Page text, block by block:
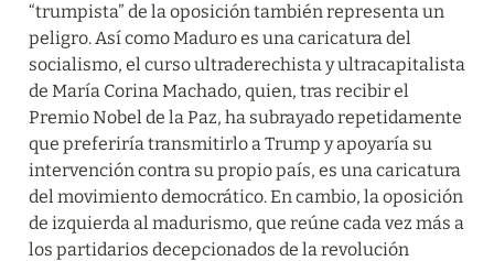
“trumpista” de la oposición también representa un
peligro. Así como Maduro es una caricatura del
socialismo, el curso ultraderechista y ultracapitalista
de María Corina Machado, quien, tras recibir el
Premio Nobel de la Paz, ha subrayado repetidamente
que preferiría transmitirlo a Trump y apoyaría su
intervención contra su propio país, es una caricatura
del movimiento democrático. En cambio, la oposición
de izquierda al madurismo, que reúne cada vez más a
los partidarios decepcionados de la revolución